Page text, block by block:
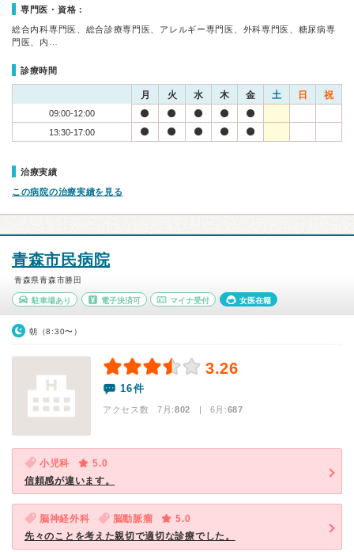
専門医・資格：
総合内科専門医、総合診療専門医、アレルギー専門医、外科専門医、糖尿病専
門医、内…
診療時間
月 火 水 木 金 土 日 祝
09:00-12:00
13:30-17:00
治療実績
この病院の治療実績を見る
青森市民病院
青森県青森市勝田
駐車場あり 電子決済可 マイナ受付 女医在籍
朝（8:30〜）
3.26
16件
アクセス数 7月:802 | 6月:687
小児科
5.0
信頼感が違います。
脳神経外科 脳動脈瘤
5.0
先々のことを考えた親切で適切な診療でした。